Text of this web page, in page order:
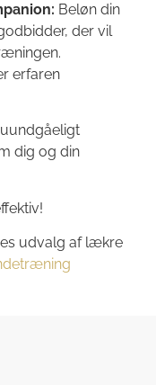
Beløn din
der vil
erfaren
dig og din
udvalg af lækre